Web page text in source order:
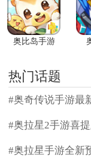
奥比岛手游
热门话题
#奥奇传说手游最
#奥拉星2手游喜
#奥拉星手游全新